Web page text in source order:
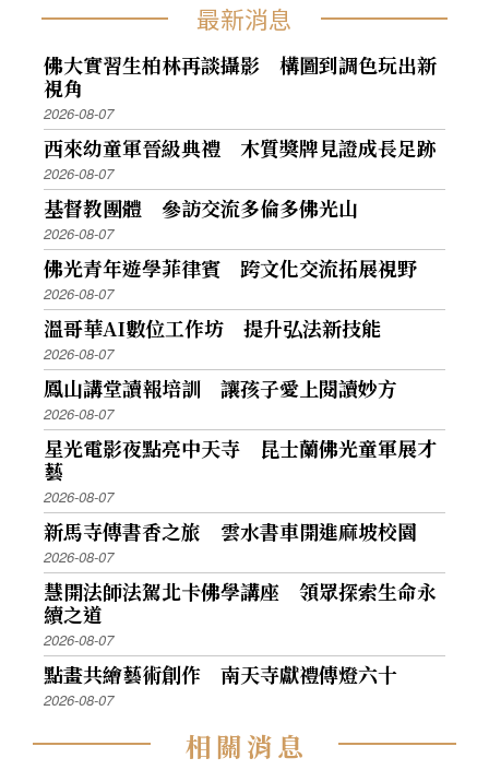
最新消息
佛大實習生柏林再談攝影 構圖到調色玩出新
視角
2026-08-07
西來幼童軍晉級典禮 木質獎牌見證成長足跡
2026-08-07
基督教團體 參訪交流多倫多佛光山
2026-08-07
佛光青年遊學菲律賓 跨文化交流拓展視野
2026-08-07
溫哥華AI數位工作坊 提升弘法新技能
2026-08-07
鳳山講堂讀報培訓 讓孩子愛上閱讀妙方
2026-08-07
星光電影夜點亮中天寺 昆士蘭佛光童軍展才
藝
2026-08-07
新馬寺傳書香之旅 雲水書車開進麻坡校園
2026-08-07
慧開法師法駕北卡佛學講座 領眾探索生命永
續之道
2026-08-07
點畫共繪藝術創作 南天寺獻禮傳燈六十
2026-08-07
相關消息